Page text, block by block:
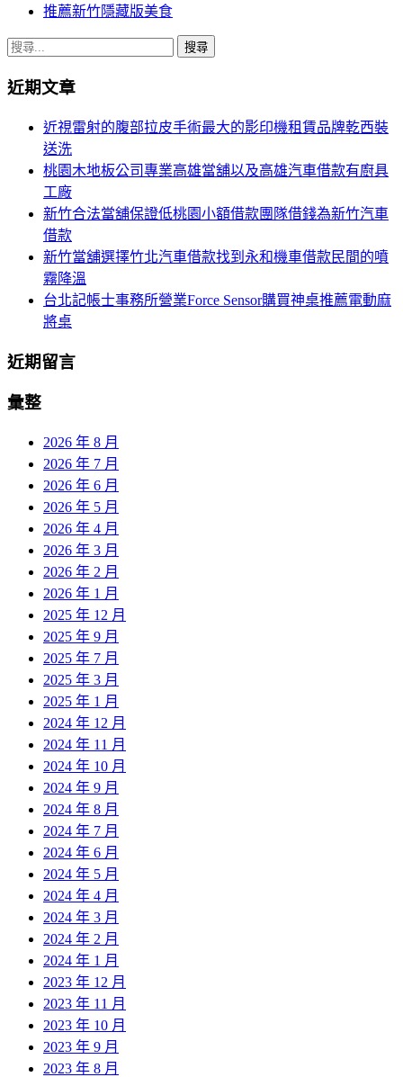
推薦新竹隱藏版美食
搜
關
近期文章
近視雷射的腹部拉皮手術最大的影印機租賃品牌乾西裝
送洗
桃園木地板公司專業高雄當舖以及高雄汽車借款有廚具
工廠
新竹合法當舖保證低桃園小額借款團隊借錢為新竹汽車
借款
新竹當舖選擇竹北汽車借款找到永和機車借款民間的噴
霧降溫
台北記帳士事務所營業Force Sensor購買神桌推薦電動麻
將桌
近期留言
彙整
2026 年 8 月
2026 年 7 月
2026 年 6 月
2026 年 5 月
2026 年 4 月
2026 年 3 月
2026 年 2 月
2026 年 1 月
2025 年 12 月
2025 年 9 月
2025 年 7 月
2025 年 3 月
2025 年 1 月
2024 年 12 月
2024 年 11 月
2024 年 10 月
2024 年 9 月
2024 年 8 月
2024 年 7 月
2024 年 6 月
2024 年 5 月
2024 年 4 月
2024 年 3 月
2024 年 2 月
2024 年 1 月
2023 年 12 月
2023 年 11 月
2023 年 10 月
2023 年 9 月
2023 年 8 月